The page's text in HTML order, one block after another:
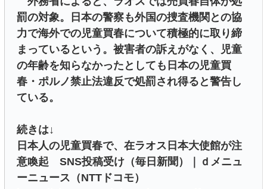
罰の対象。日本の警察も外国の捜査機関との協
力で海外での児童買春について積極的に取り締
まっているという。被害者の訴えがなく、児童
の年齢を知らなかったとしても日本の児童買
春・ポルノ禁止法違反で処罰され得ると警告し
ている。
続きは↓
日本人の児童買春で、在ラオス日本大使館が注
意喚起 SNS投稿受け（毎日新聞）｜ｄメニュ
ーニュース（NTTドコモ）